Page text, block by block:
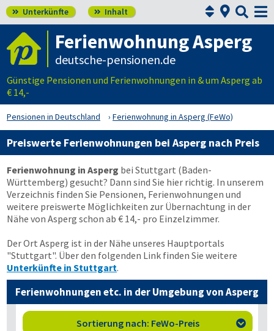
 Unterkünfte  Inhalt  

Ferienwohnung Asperg
deutsche-pensionen.de
Günstige Pensionen und Ferienwohnungen in & um Asperg ab
€ 14,-
Pensionen in Deutschland Ferienwohnung in Asperg (FeWo)
Preiswerte Ferienwohnungen bei Asperg nach Preis
Ferienwohnung in Asperg bei Stuttgart (Baden-
Württemberg) gesucht? Dann sind Sie hier richtig. In unserem
Verzeichnis finden Sie Pensionen, Ferienwohnungen und
weitere preiswerte Möglichkeiten zur Übernachtung in der
Nähe von Asperg schon ab € 14,- pro Einzelzimmer.
Der Ort Asperg ist in der Nähe unseres Hauptportals
"Stuttgart". Über den folgenden Link finden Sie weitere
Unterkünfte in Stuttgart.
Ferienwohnungen etc. in der Umgebung von Asperg
Sortierung nach: FeWo-Preis 